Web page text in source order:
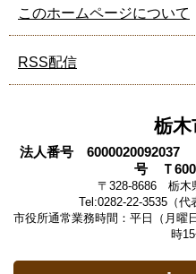
このホームページについて
RSS配信
栃木
法人番号 6000020092037
号 Ｔ
〒328-8686 栃木
Tel:0282-22-3535（
市役所通常業務時間：平日（月曜
時